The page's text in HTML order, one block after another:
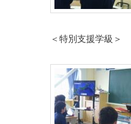
＜特別支援学級＞